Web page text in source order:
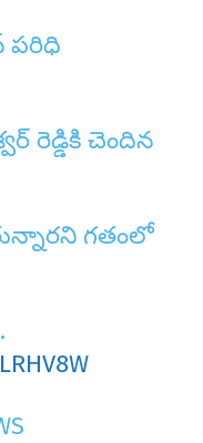
పరిధి
రెడ్డికి చెందిన
గతంలో